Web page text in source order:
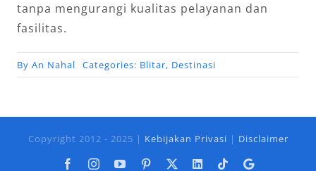
tanpa mengurangi kualitas pelayanan dan
fasilitas.
By An Nahal Categories: Blitar, Destinasi
Copyright 2012 - 2025 | Kebijakan Privasi | Disclaimer
FacebookInstagramYouTubePinterest LinkedIn
TiktokGoogle